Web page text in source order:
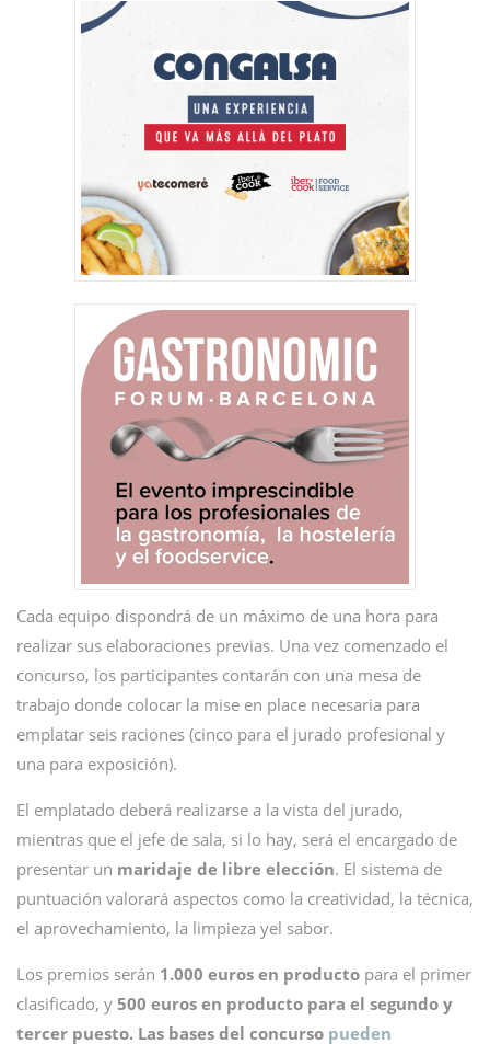
Cada equipo dispondrá de un máximo de una hora para
realizar sus elaboraciones previas. Una vez comenzado el
concurso, los participantes contarán con una mesa de
trabajo donde colocar la mise en place necesaria para
emplatar seis raciones (cinco para el jurado profesional y
una para exposición).
El emplatado deberá realizarse a la vista del jurado,
mientras que el jefe de sala, si lo hay, será el encargado de
presentar un maridaje de libre elección. El sistema de
puntuación valorará aspectos como la creatividad, la técnica,
el aprovechamiento, la limpieza yel sabor.
Los premios serán 1.000 euros en producto para el primer
clasificado, y 500 euros en producto para el segundo y
tercer puesto. Las bases del concurso pueden